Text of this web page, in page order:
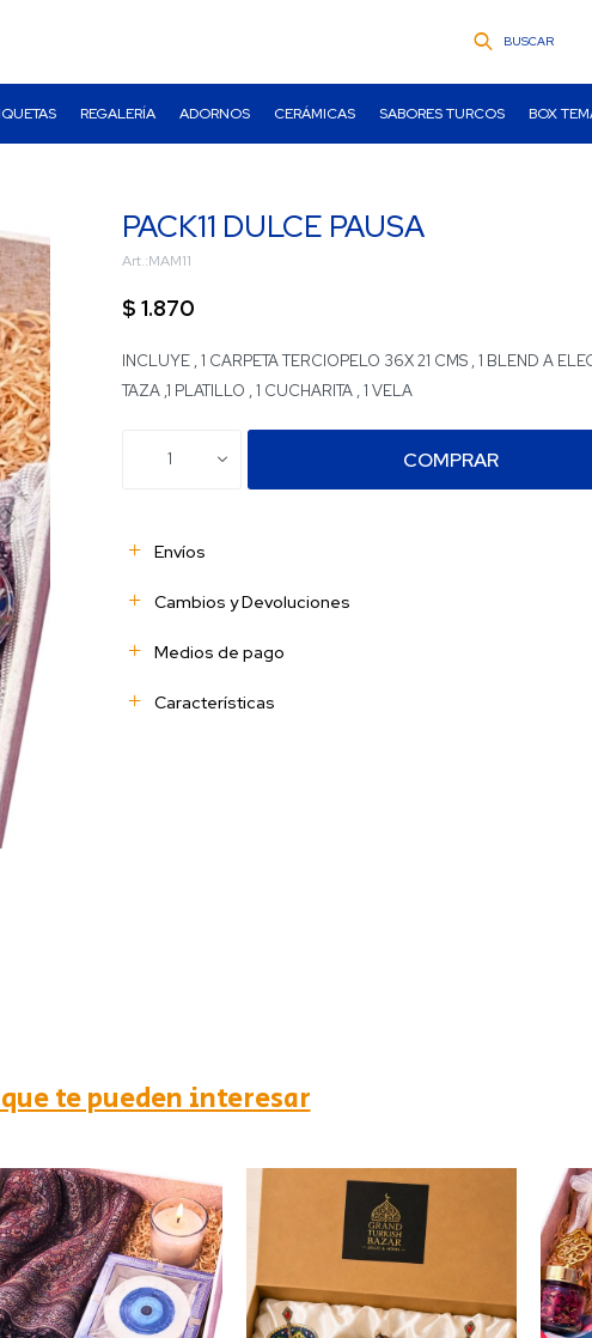
REGALERÍA ADORNOS CERÁMICAS SABORES TURCOS BOX
PACK11 DULCE PAUSA
MAM11
$ 1.870
INCLUYE , 1 CARPETA TERCIOPELO 36X 21 CMS , 1 BLEND A
TAZA ,1 PLATILLO , 1 CUCHARITA , 1 VELA
1 COMPRAR
Envíos
Cambios y Devoluciones
Medios de pago
Características
te pueden interesar